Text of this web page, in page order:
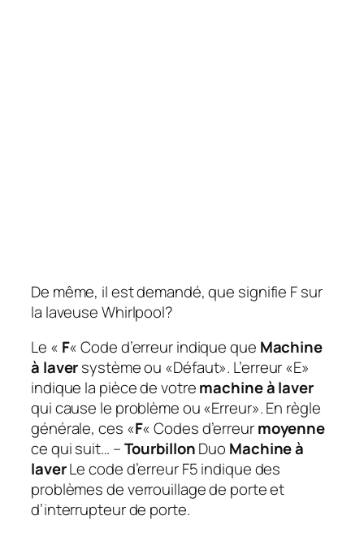
De même, il est demandé, que signifie F sur
la laveuse Whirlpool?
Le « F« Code d’erreur indique que Machine
à laversystème ou «Défaut». L’erreur «E»
indique la pièce de votremachine à laver
qui cause le problème ou «Erreur». En règle
générale, ces «F« Codes d’erreurmoyenne
ce qui suit… –TourbillonDuo Machine à
laverLe code d’erreur F5 indique des
problèmes de verrouillage de porte et
d’interrupteur de porte.